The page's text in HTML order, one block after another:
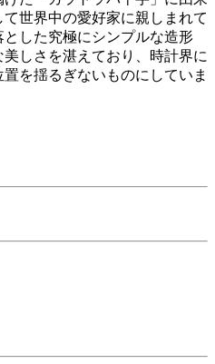
世界中の愛好家に親しまれて
した究極にシンプルな造形
しさを湛えており、時計界に
を揺るぎないものにしていま